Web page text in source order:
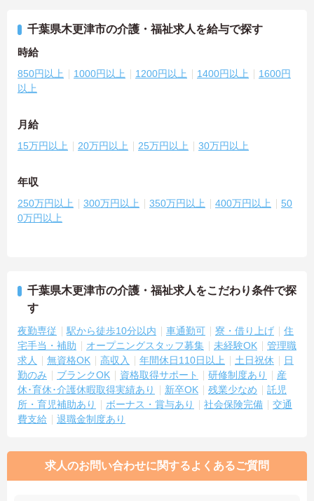
千葉県木更津市の介護・福祉求人を給与で探す
時給
850円以上 1000円以上 1200円以上 1400円以上
1600円
以上
月給
15万円以上 20万円以上 25万円以上 30万円以上
年収
250万円以上 300万円以上 350万円以上 400万円以上
50
0万円以上
千葉県木更津市の介護・福祉求人をこだわり条件で探
す
夜勤専従 駅から徒歩10分以内 車通勤可 寮・借り上げ
住
宅手当・補助
オープニングスタッフ募集 未経験OK
管理職
求人
無資格OK 高収入 年間休日110日以上 土日祝休
日
勤のみ
ブランクOK 資格取得サポート 研修制度あり
産
休･育休･介護休暇取得実績あり
新卒OK 残業少なめ
託児
所・育児補助あり
ボーナス・賞与あり 社会保険完備
交通
費支給
退職金制度あり
求人のお問い合わせに関するよくあるご質問